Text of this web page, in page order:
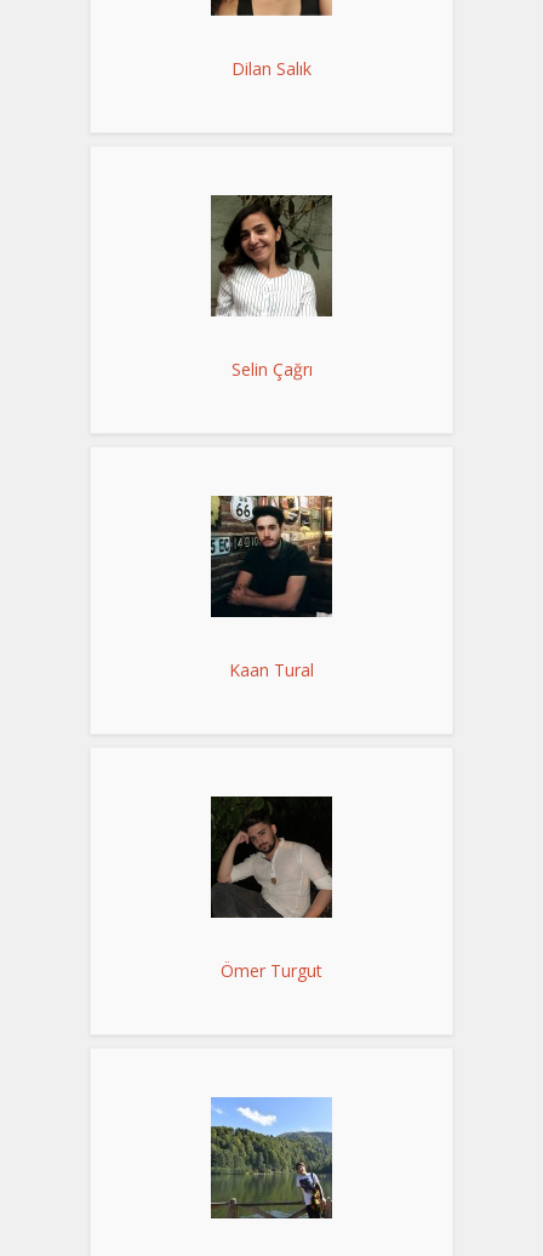
Dilan Salık
Selin Çağrı
Kaan Tural
Ömer Turgut